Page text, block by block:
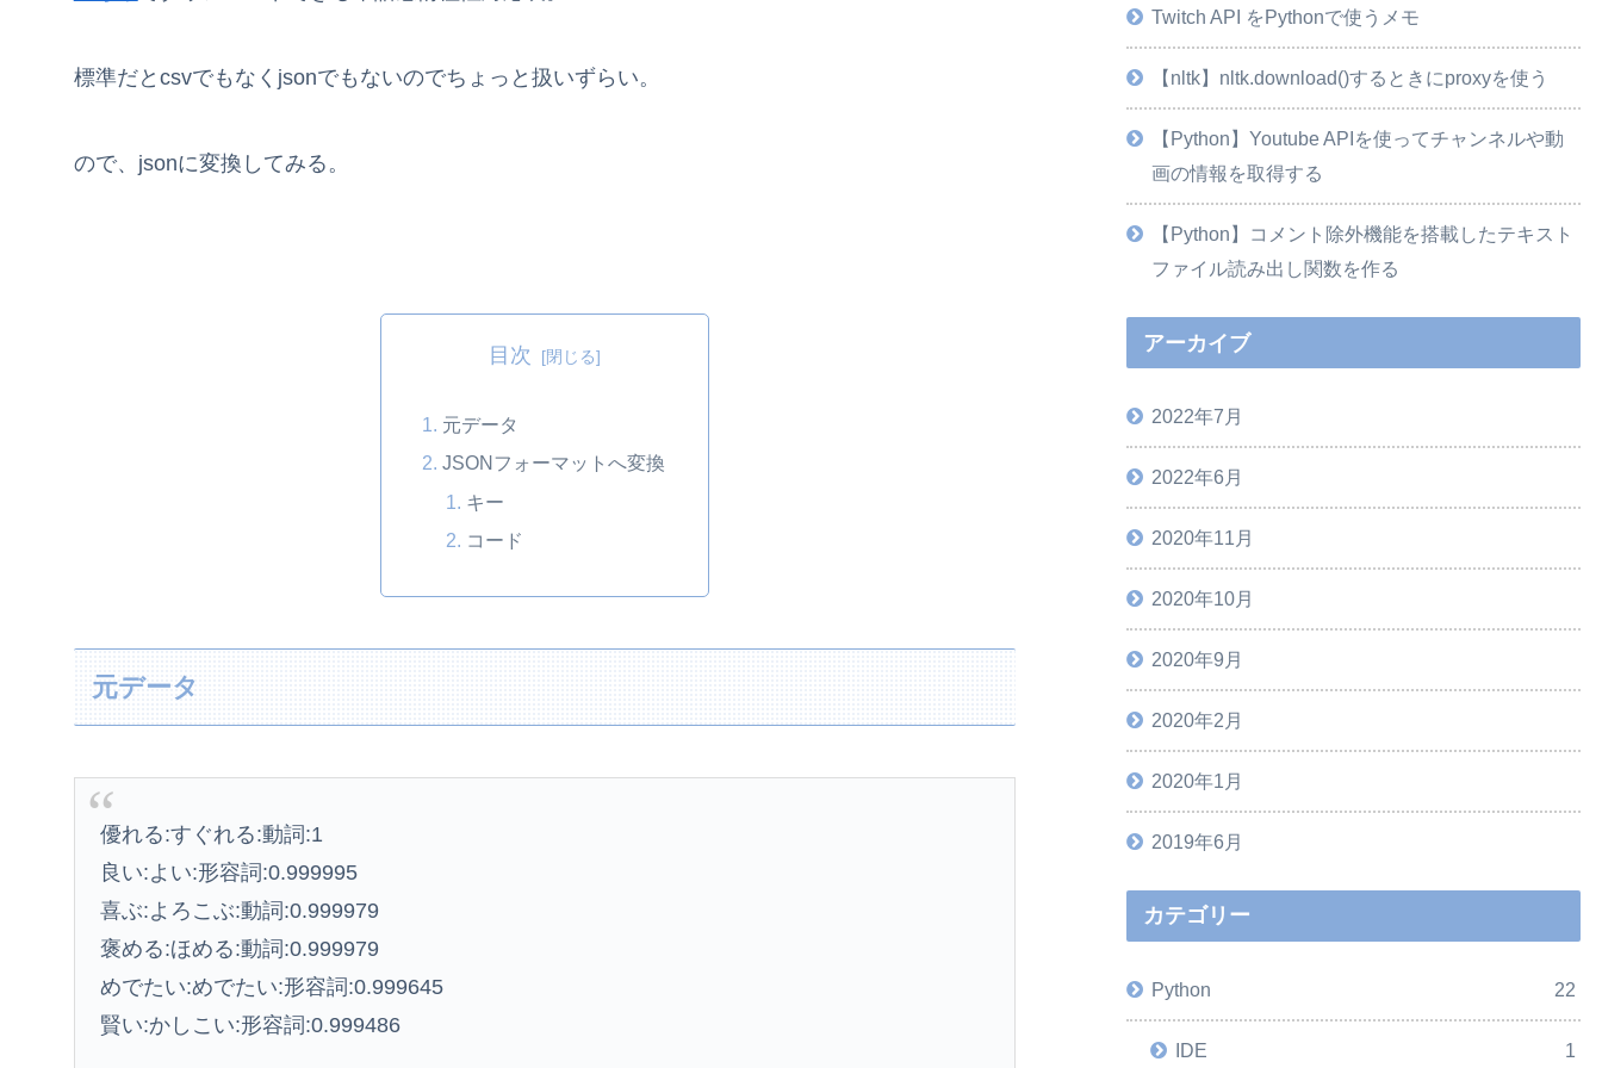
標準だとcsvでもなくjsonでもないのでちょっと扱いずらい。
ので、jsonに変換してみる。
目次
元データ
JSONフォーマットへ変換
キー
コード
元データ
優れる:すぐれる:動詞:1
良い:よい:形容詞:0.999995
喜ぶ:よろこぶ:動詞:0.999979
褒める:ほめる:動詞:0.999979
めでたい:めでたい:形容詞:0.999645
賢い:かしこい:形容詞:0.999486
Twitch API をPythonで使うメモ
【nltk】nltk.download()するときにproxyを使う
【Python】Youtube APIを使ってチャンネルや動
画の情報を取得する
【Python】コメント除外機能を搭載したテキスト
ファイル読み出し関数を作る
アーカイブ
2022年7月
2022年6月
2020年11月
2020年10月
2020年9月
2020年2月
2020年1月
2019年6月
カテゴリー
Python 22
IDE 1